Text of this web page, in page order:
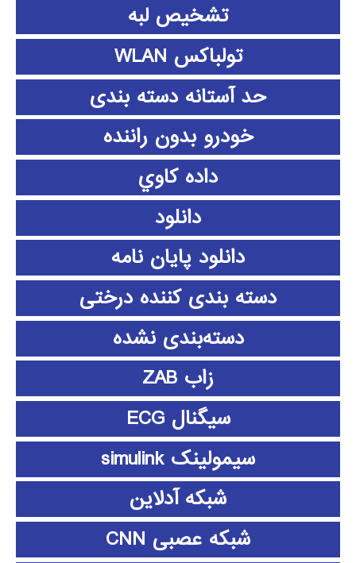
تشخیص لبه
تولباکس WLAN
حد آستانه دسته بندی
خودرو بدون راننده
داده كاوي
دانلود
دانلود پايان نامه
دسته بندی کننده درختی
دسته‌بندی نشده
زاب ZAB
سیگنال ECG
سیمولینک simulink
شبکه آدلاین
شبکه عصبی CNN